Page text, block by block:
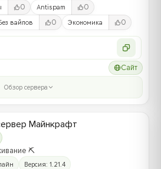
0 Antispam 0
Без вайпов 0 Экономика 0
Сайт
Обзор сервера
Майнкрафт
⛏️
Версия: 1.21.4